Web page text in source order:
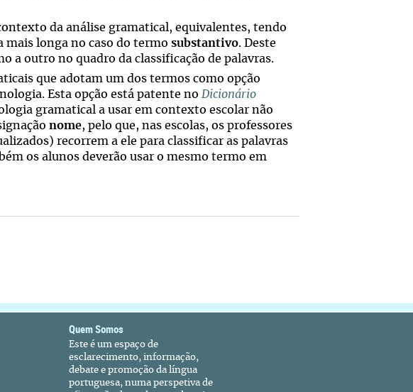
da análise gramatical, equivalentes, tendo
mais longa no caso do termo substantivo. Deste
a outro no quadro da classificação de palavras.
que adotam um dos termos como opção
Esta opção está patente no Dicionário
gramatical a usar em contexto escolar não
nome, pelo que, nas escolas, os professores
recorrem a ele para classificar as palavras
os alunos deverão usar o mesmo termo em
Quem Somos
Este é um espaço de
esclarecimento, informação,
debate e promoção da língua
portuguesa, numa perspetiva de